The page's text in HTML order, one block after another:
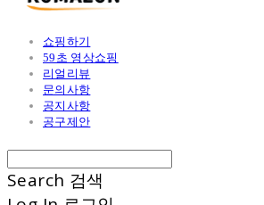
쇼핑하기
59초 영상쇼핑
리얼리뷰
문의사항
공지사항
공구제안
Search 검색